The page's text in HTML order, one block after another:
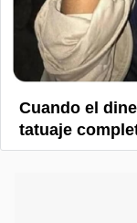
Cuando el
tatuaje